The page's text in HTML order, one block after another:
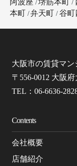
本町
弁天町 谷町
大阪市の賃貸マン
〒556-0012 大阪
TEL：06-6636-
Contents
会社概要
店舗紹介